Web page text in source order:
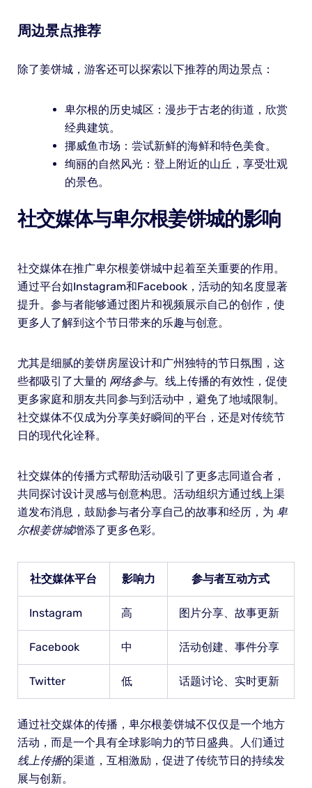
周边景点推荐
除了姜饼城，游客还可以探索以下推荐的周边景点：
卑尔根的历史城区：漫步于古老的街道，欣赏
经典建筑。
挪威鱼市场：尝试新鲜的海鲜和特色美食。
绚丽的自然风光：登上附近的山丘，享受壮观
的景色。
社交媒体与卑尔根姜饼城的影响
社交媒体在推广卑尔根姜饼城中起着至关重要的作用。
通过平台如Instagram和Facebook，活动的知名度显著
提升。参与者能够通过图片和视频展示自己的创作，使
更多人了解到这个节日带来的乐趣与创意。
尤其是细腻的姜饼房屋设计和广州独特的节日氛围，这
些都吸引了大量的 网络参与。线上传播的有效性，促使
更多家庭和朋友共同参与到活动中，避免了地域限制。
社交媒体不仅成为分享美好瞬间的平台，还是对传统节
日的现代化诠释。
社交媒体的传播方式帮助活动吸引了更多志同道合者，
共同探讨设计灵感与创意构思。活动组织方通过线上渠
道发布消息，鼓励参与者分享自己的故事和经历，为 卑
尔根姜饼城增添了更多色彩。
社交媒体平台 影响力 参与者互动方式
Instagram 高 图片分享、故事更新
Facebook 中 活动创建、事件分享
Twitter 低 话题讨论、实时更新
通过社交媒体的传播，卑尔根姜饼城不仅仅是一个地方
活动，而是一个具有全球影响力的节日盛典。人们通过
线上传播的渠道，互相激励，促进了传统节日的持续发
展与创新。